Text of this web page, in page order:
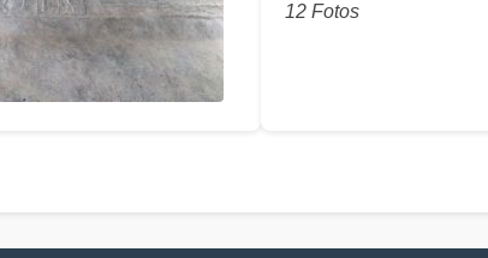
12 Fotos